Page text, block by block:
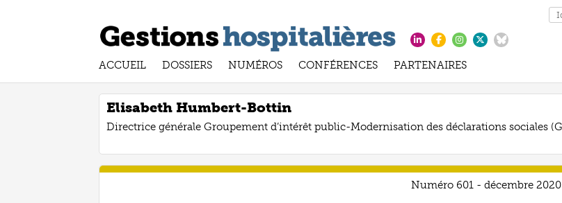
ACCUEIL DOSSIERS NUMÉROS CONFÉRENCES PARTENAIRES
Elisabeth Humbert-Bottin
Directrice générale Groupement d’intérêt public-Modernisation des déclarations sociales
Numéro 601 - décembre 2020